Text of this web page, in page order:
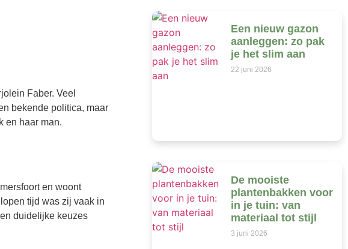
Faber. Veel
bekende politica, maar
en haar man.
en woont
tijd was zij vaak in
duidelijke keuzes
Een nieuw gazon
aanleggen: zo pak
je het slim aan
22 juni 2026
De mooiste
plantenbakken voor
in je tuin: van
materiaal tot stijl
3 juni 2026